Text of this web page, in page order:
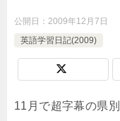
公開日： 2009年12月7日
英語学習日記(2009)
11月で超字幕の県